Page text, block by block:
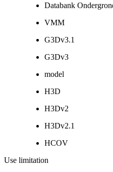
Databank
VMM
G3Dv3.1
G3Dv3
model
H3D
H3Dv2
H3Dv2.1
HCOV
Use limitation